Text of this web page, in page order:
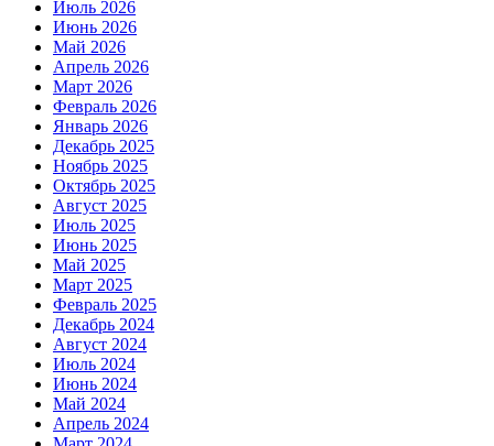
Июль 2026
Июнь 2026
Май 2026
Апрель 2026
Март 2026
Февраль 2026
Январь 2026
Декабрь 2025
Ноябрь 2025
Октябрь 2025
Август 2025
Июль 2025
Июнь 2025
Май 2025
Март 2025
Февраль 2025
Декабрь 2024
Август 2024
Июль 2024
Июнь 2024
Май 2024
Апрель 2024